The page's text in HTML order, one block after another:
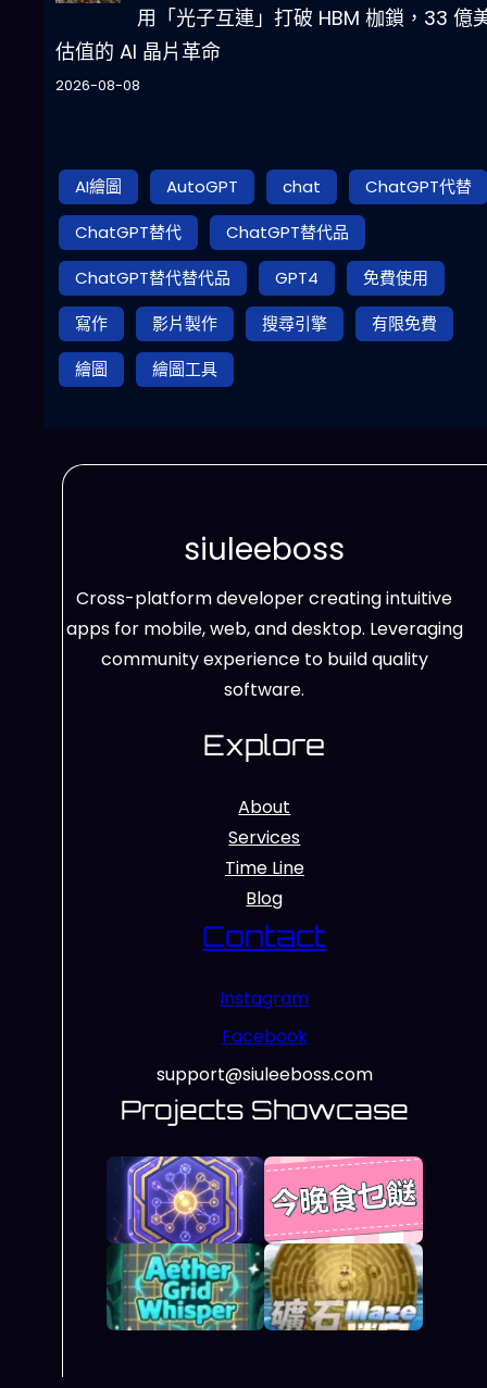
用「光子互連」打破 HBM 枷鎖，33 億
估值的 AI 晶片革命
2026-08-08
AI繪圖 AutoGPT chat
ChatGPT代替
ChatGPT替代
ChatGPT替代品
ChatGPT替代替代品
GPT4
免費使用
寫作
影片製作 搜尋引擎
有限免費
繪圖
繪圖工具
siuleeboss
Cross-platform developer creating intuitive
apps for mobile, web, and desktop. Leveraging
community experience to build quality
software.
Explore
About
Services
Time Line
Blog
Contact
Instagram
Facebook
support@siuleeboss.com
Projects Showcase